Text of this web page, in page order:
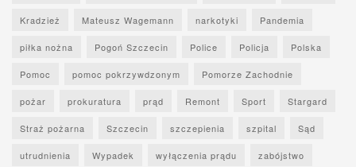
Kradzież Mateusz Wagemann narkotyki Pandemia
piłka nożna Pogoń Szczecin Police Policja Polska
Pomoc pomoc pokrzywdzonym Pomorze Zachodnie
pożar prokuratura prąd Remont Sport Stargard
Straż pożarna Szczecin szczepienia szpital Sąd
utrudnienia Wypadek wyłączenia prądu zabójstwo